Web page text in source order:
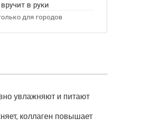
в руки
для городов
увлажняют и питают
коллаген повышает